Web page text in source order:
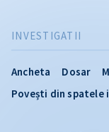
INVESTIGATII
Ancheta Dosar
Povești din spatele